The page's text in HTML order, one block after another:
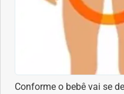
Medicia Alternativa
Nutrição
Conforme o bebê vai se